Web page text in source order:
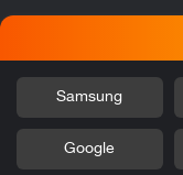
Samsung
Google